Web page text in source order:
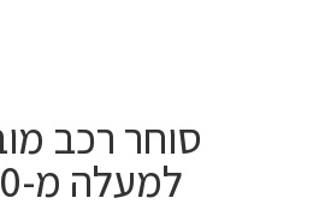
סוחר רכב
למעלה מ-10 שנה